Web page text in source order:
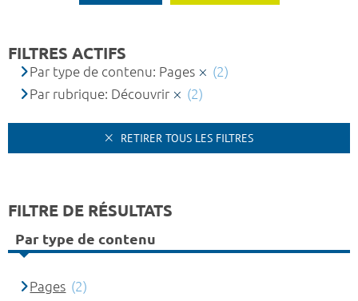
FILTRES ACTIFS
Par type de contenu: Pages
(2)
Par rubrique: Découvrir
(2)
RETIRER TOUS LES FILTRES
FILTRE DE RÉSULTATS
Par type de contenu
Pages (2)